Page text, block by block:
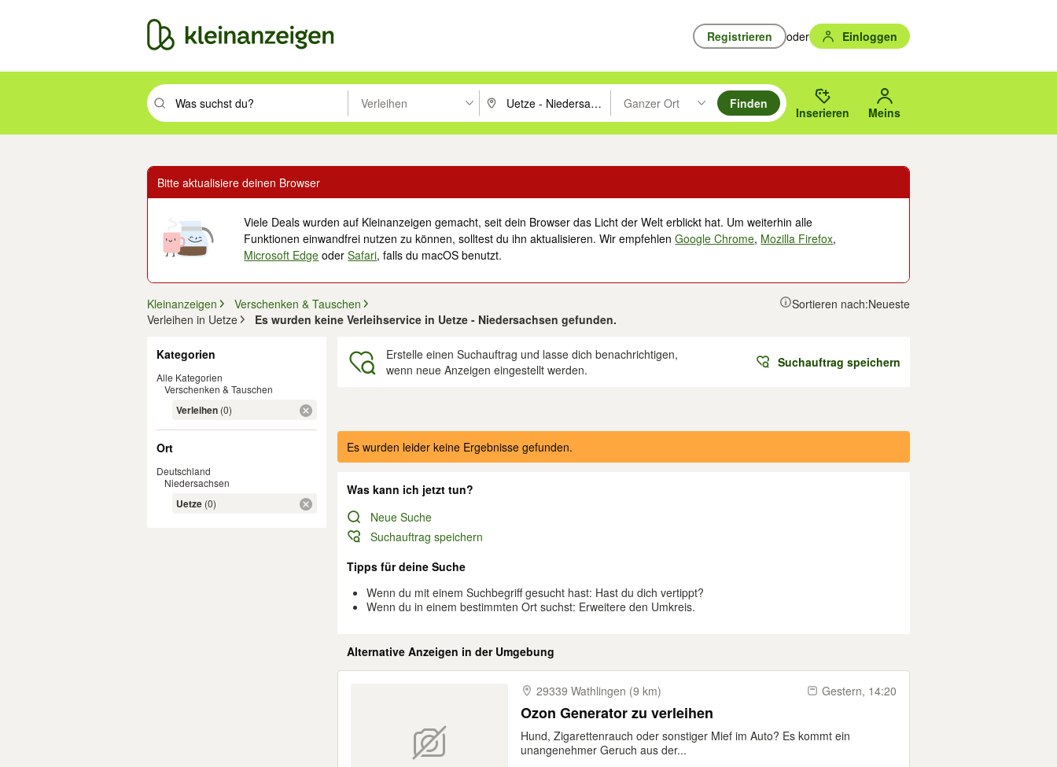
Registrieren oder Einloggen
Suchbegriff eingeben. Eingabetaste drücken um zu suchen, oder Vorschläge mit den Pfeiltasten nach oben/unten durchsuchen und mit Eingabetaste auswählen.
Verleihen PLZ oder Ort eingeben. Eingabetaste drücken um zu suchen, oder Vorschläge mit den Pfeiltasten nach oben/
Ganzer Ort
Suche im Umkreis des gewählten Orts oder PLZ.
Finden
Inserieren Meins
Bitte aktualisiere deinen Browser
Viele Deals wurden auf Kleinanzeigen gemacht, seit dein Browser das Licht der Welt erblickt hat. Um weiterhin alle
Funktionen einwandfrei nutzen zu können, solltest du ihn aktualisieren. Wir empfehlenGoogle Chrome, Mozilla Firefox,
Microsoft Edge oderSafari, falls du macOS benutzt.
Kleinanzeigen
Verschenken & Tauschen
Verleihen in Uetze
Es wurden keine Verleihservice in Uetze - Niedersachsen gefunden.
Sortieren nach:Neueste
Kategorien
Alle Kategorien
Verschenken & Tauschen
Verleihen (0)
Ort
Deutschland
Niedersachsen
Uetze (0)
Erstelle einen Suchauftrag und lasse dich benachrichtigen,
wenn neue Anzeigen eingestellt werden.
Suchauftrag speichern
Ergebnisse
Es wurden leider keine Ergebnisse gefunden.
Was kann ich jetzt tun?
Neue Suche
Suchauftrag speichern
Tipps für deine Suche
Wenn du mit einem Suchbegriff gesucht hast: Hast du dich vertippt?
Wenn du in einem bestimmten Ort suchst: Erweitere den Umkreis.
Alternative Anzeigen in der Umgebung
29339 Wathlingen (9 km) Gestern, 14:20
Ozon Generator zu verleihen
Hund, Zigarettenrauch oder sonstiger Mief im Auto? Es kommt ein
unangenehmer Geruch aus der...